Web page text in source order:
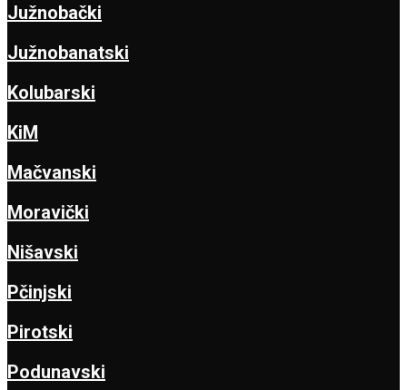
Južnobački
Južnobanatski
Kolubarski
KiM
Mačvanski
Moravički
Nišavski
Pčinjski
Pirotski
Podunavski